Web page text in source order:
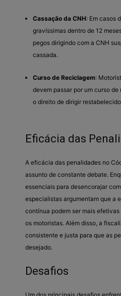
Cassação da CNH: Em casos
gravíssimas dentro de 12
pegos dirigindo com a CNH
cassada.
Curso de Reciclagem:
devem passar por um curso
o direito de dirigir
Eficácia das
A eficácia das penalidades no
assunto de constante debate.
essenciais para desencorajar
especialistas argumentam que a
contínua podem ser mais
os motoristas. Além disso, a
consistente e justa para que as
desejado.
Desafios